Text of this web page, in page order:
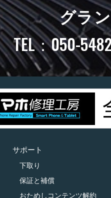
グラ
TEL：050-
サポート
下取り
保証と補償
おためしコンテンツ解約